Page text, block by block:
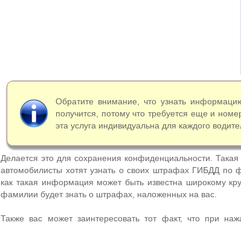
Обратите внимание, что узнать
получится, потому что требуется еще и
эта услуга индивидуальна для каждого
Делается это для сохранения конфиденциальности.
автомобилисты хотят узнать о своих штрафах ГИБДД
как такая информация может быть известна широкому
фамилии будет знать о штрафах, наложенных на вас.
Также вас может заинтересовать тот факт, что при